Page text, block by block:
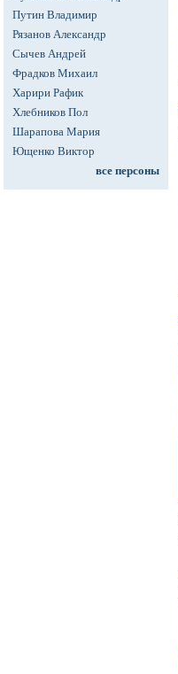
Путин Владимир
Рязанов Александр
Сычев Андрей
Фрадков Михаил
Харири Рафик
Хлебников Пол
Шарапова Мария
Ющенко Виктор
все персоны